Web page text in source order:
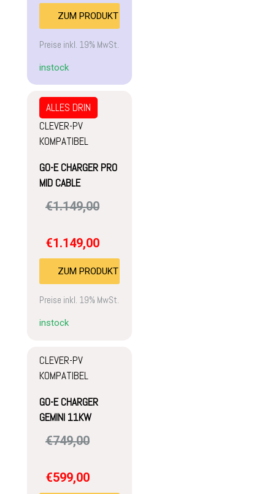
ZUM PRODUKT
Preise inkl. 19% MwSt.
instock
ALLES DRIN
CLEVER-PV
KOMPATIBEL
GO-E CHARGER PRO
MID CABLE
€1.149,00
€1.149,00
ZUM PRODUKT
Preise inkl. 19% MwSt.
instock
CLEVER-PV
KOMPATIBEL
GO-E CHARGER
GEMINI 11KW
€749,00
€599,00